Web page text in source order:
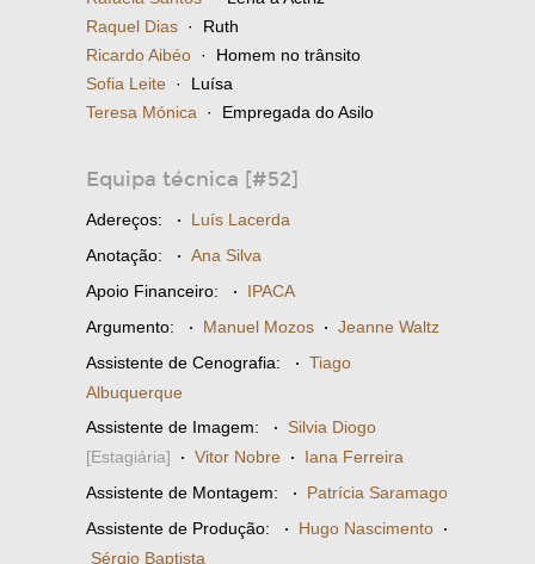
Raquel Dias · Ruth
Ricardo Aibéo · Homem no trânsito
Sofia Leite · Luísa
Teresa Mónica · Empregada do Asilo
Equipa técnica [#52]
Adereços: · Luís Lacerda
Anotação: · Ana Silva
Apoio Financeiro: · IPACA
Argumento: · Manuel Mozos · Jeanne Waltz
Assistente de Cenografia: · Tiago
Albuquerque
Assistente de Imagem: · Silvia Diogo
[Estagiária] · Vitor Nobre · Iana Ferreira
Assistente de Montagem: · Patrícia Saramago
Assistente de Produção: · Hugo Nascimento ·
Sérgio Baptista